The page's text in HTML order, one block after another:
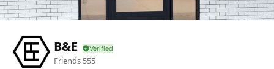
B&E
Friends 555